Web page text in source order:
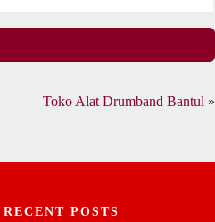
Toko Alat Drumband Bantul »
RECENT POSTS